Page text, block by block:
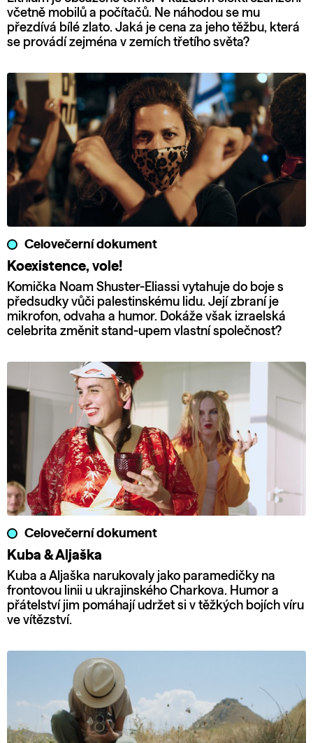
včetně mobilů a počítačů. Ne náhodou se mu
přezdívá bílé zlato. Jaká je cena za jeho těžbu, která
se provádí zejména v zemích třetího světa?
Celovečerní dokument
Koexistence, vole!
Komička Noam Shuster-Eliassi vytahuje do boje s
předsudky vůči palestinskému lidu. Její zbraní je
mikrofon, odvaha a humor. Dokáže však izraelská
celebrita změnit stand-upem vlastní společnost?
Celovečerní dokument
Kuba & Aljaška
Kuba a Aljaška narukovaly jako paramedičky na
frontovou linii u ukrajinského Charkova. Humor a
přátelství jim pomáhají udržet si v těžkých bojích víru
ve vítězství.